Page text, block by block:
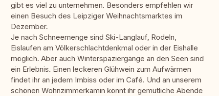
gibt es viel zu unternehmen. Besonders empfehlen wir
einen Besuch des Leipziger Weihnachtsmarktes im
Dezember.
Je nach Schneemenge sind Ski-Langlauf, Rodeln,
Eislaufen am Völkerschlachtdenkmal oder in der Eishalle
möglich. Aber auch Winterspaziergänge an den Seen sind
ein Erlebnis. Einen leckeren Glühwein zum Aufwärmen
findet ihr an jedem Imbiss oder im Café. Und an unserem
schönen Wohnzimmerkamin könnt ihr gemütliche Abende